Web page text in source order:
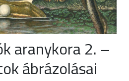
aranykora 2. –
ábrázolásai